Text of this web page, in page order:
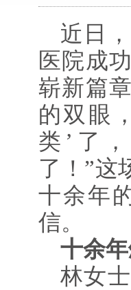
近日
医院成
崭新篇
的双眼
类’了
了！”这
十余年
信。
十余
林女